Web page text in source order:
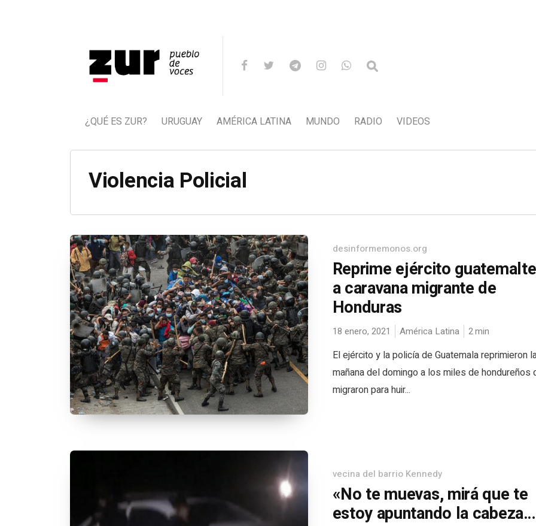
¿QUÉ ES ZUR? URUGUAY AMÉRICA LATINA MUNDO RADIO VIDEOS
Violencia Policial
desinformemonos.org
Reprime ejército
a caravana migrante de
Honduras
18 enero, 2021 América Latina 2min
El ejército y la policía de Guatemala reprimieron
mañana del domingo a los miles de hondureños
migraron para huir...
vecina del barrio Kennedy
«No te muevas, mirá que te
estoy apuntando la